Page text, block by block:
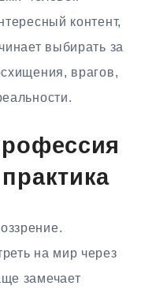
контент,
выбирать за
врагов,
на мир через
замечает